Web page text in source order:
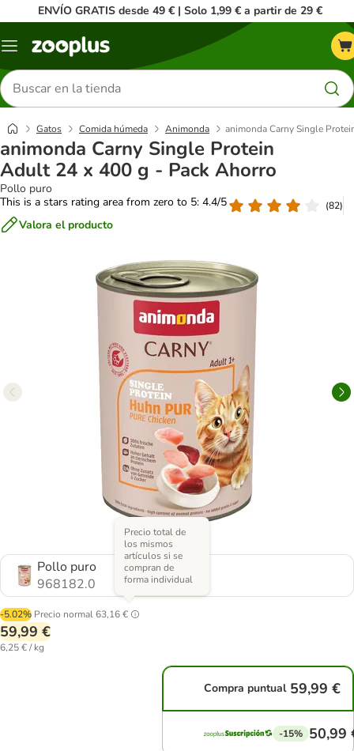
ENVÍO GRATIS desde 49 € | Solo 1,99 € a partir de 29 €
Menú
Buscar
productos
Gatos Comida húmeda Animonda animonda Carny Single
animonda Carny Single Protein
Adult 24 x 400 g - Pack Ahorro
Pollo puro
This is a stars rating area from zero to 5: 4.4/5
(82)
Valora el producto
Pollo puro
968182.0
-5.02% Precio normal63,16 €
Precio total de
los mismos
artículos si se
compran de
forma individual
59,99 €
6,25 € / kg
Compra puntual 59,99 €
-15% 50,99